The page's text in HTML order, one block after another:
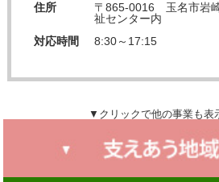
住所
〒865-0016 玉名市岩
祉センター内
対応時間
8:30～17:15
▼クリックで他の事業も表